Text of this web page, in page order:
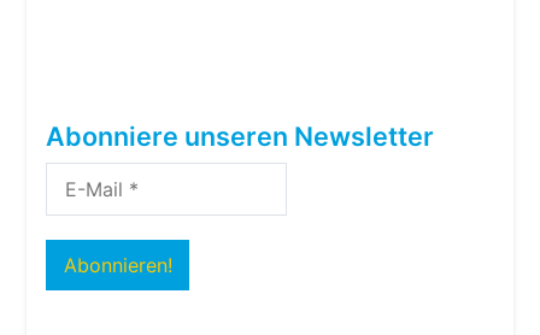
Abonniere unseren Newsletter